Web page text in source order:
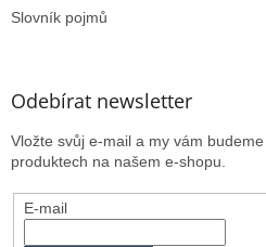
Slovník pojmů
Odebírat newsletter
Vložte svůj e-mail a my vám
produktech na našem e-shopu.
E-mail